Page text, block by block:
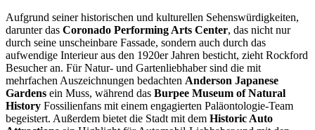
Aufgrund seiner historischen und kulturellen Sehenswürdigkeiten,
darunter das Coronado Performing Arts Center, das nicht nur
durch seine unscheinbare Fassade, sondern auch durch das
aufwendige Interieur aus den 1920er Jahren besticht, zieht Rockford
Besucher an. Für Natur- und Gartenliebhaber sind die mit
mehrfachen Auszeichnungen bedachten Anderson Japanese
Gardens ein Muss, während das Burpee Museum of Natural
History Fossilienfans mit einem engagierten Paläontologie-Team
begeistert. Außerdem bietet die Stadt mit dem Historic Auto